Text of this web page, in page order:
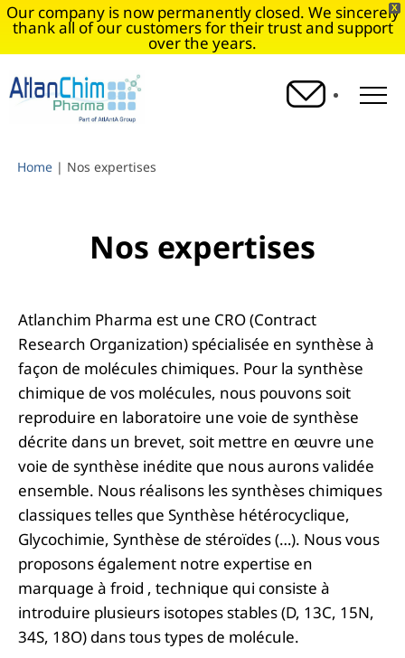
X
Our company is now permanently closed. We sincerely
thank all of our customers for their trust and support
over the years.
O
Home| Nos expertises
Nos expertises
Atlanchim Pharma est une CRO (Contract
Research Organization) spécialisée en synthèse à
façon de molécules chimiques. Pour la synthèse
chimique de vos molécules, nous pouvons soit
reproduire en laboratoire une voie de synthèse
décrite dans un brevet, soit mettre en œuvre une
voie de synthèse inédite que nous aurons validée
ensemble. Nous réalisons les synthèses chimiques
classiques telles que Synthèse hétérocyclique,
Glycochimie, Synthèse de stéroïdes (…). Nous vous
proposons également notre expertise en
marquage à froid , technique qui consiste à
introduire plusieurs isotopes stables (D, 13C, 15N,
34S, 18O) dans tous types de molécule.